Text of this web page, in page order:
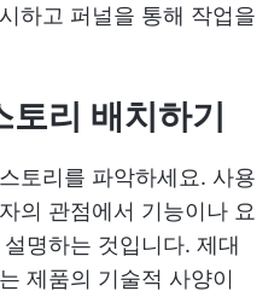
하고 퍼널을 통해 작업을
리 배치하기
토리를 파악하세요. 사용
의 관점에서 기능이나 요
명하는 것입니다. 제대
제품의 기술적 사양이